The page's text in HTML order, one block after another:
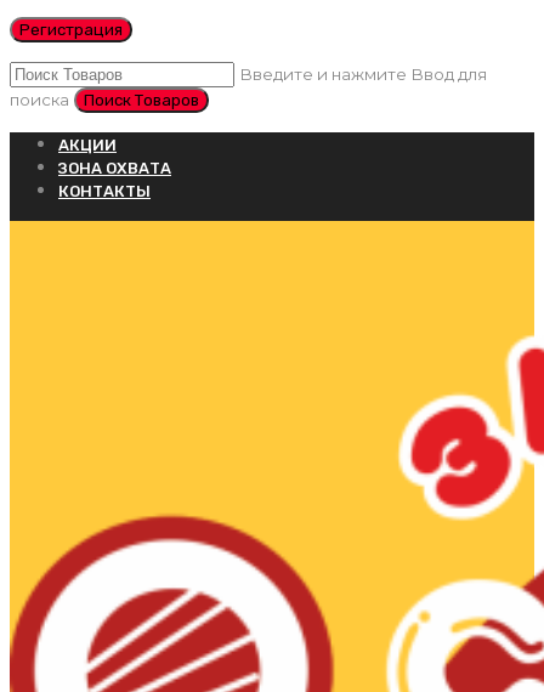
Регистрация
Введите и нажмите Ввод для
поиска
АКЦИИ
ЗОНА ОХВАТА
КОНТАКТЫ